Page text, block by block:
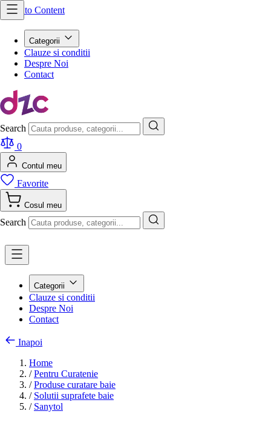
Skip to Content
Categorii
Clauze si conditii
Despre Noi
Contact
Search
0
Contul meu
Favorite
Cosul meu
Search
Categorii
Clauze si conditii
Despre Noi
Contact
Inapoi
Home
/ Pentru Curatenie
/ Produse curatare baie
/ Solutii suprafete baie
/ Sanytol